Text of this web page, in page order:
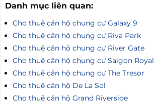
Danh mục liên quan:
Cho thuê căn hộ chung cư Galaxy 9
Cho thuê căn hộ chung cư Riva Park
Cho thuê căn hộ chung cư River Gate
Cho thuê căn hộ chung cư Saigon Royal
Cho thuê căn hộ chung cư The Tresor
Cho thuê căn hộ De La Sol
Cho thuê căn hộ Grand Riverside